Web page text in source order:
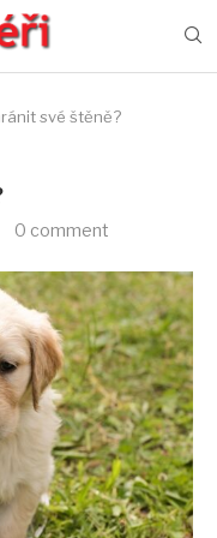
své štěně?
0 comment